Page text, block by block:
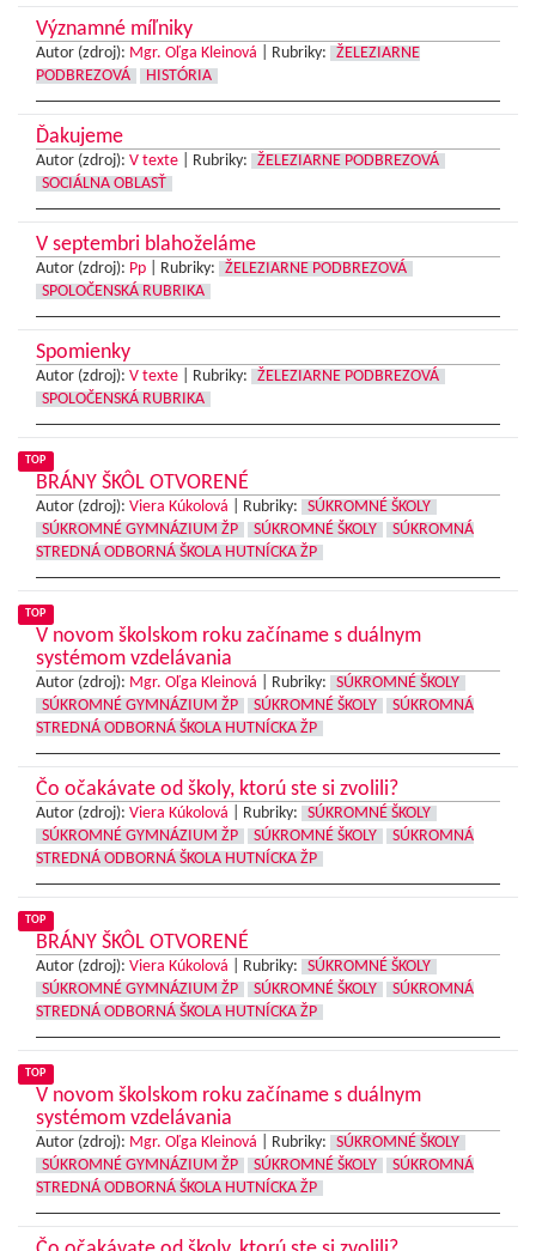
Významné míľniky
Autor (zdroj): Mgr. Oľga Kleinová Rubriky:
ŽELEZIARNE
PODBREZOVÁ
HISTÓRIA
Ďakujeme
Autor (zdroj): V texte Rubriky:
ŽELEZIARNE PODBREZOVÁ
SOCIÁLNA OBLASŤ
V septembri blahoželáme
Autor (zdroj): Pp Rubriky:
ŽELEZIARNE PODBREZOVÁ
SPOLOČENSKÁ RUBRIKA
Spomienky
Autor (zdroj): V texte Rubriky:
ŽELEZIARNE PODBREZOVÁ
SPOLOČENSKÁ RUBRIKA
TOP
BRÁNY ŠKÔL OTVORENÉ
Autor (zdroj): Viera Kúkolová Rubriky:
SÚKROMNÉ ŠKOLY
SÚKROMNÉ GYMNÁZIUM ŽP
SÚKROMNÉ ŠKOLY
SÚKROMNÁ
STREDNÁ ODBORNÁ ŠKOLA HUTNÍCKA ŽP
TOP
V novom školskom roku začíname s duálnym
systémom vzdelávania
Autor (zdroj): Mgr. Oľga Kleinová Rubriky:
SÚKROMNÉ ŠKOLY
SÚKROMNÉ GYMNÁZIUM ŽP
SÚKROMNÉ ŠKOLY
SÚKROMNÁ
STREDNÁ ODBORNÁ ŠKOLA HUTNÍCKA ŽP
Čo očakávate od školy, ktorú ste si zvolili?
Autor (zdroj): Viera Kúkolová Rubriky:
SÚKROMNÉ ŠKOLY
SÚKROMNÉ GYMNÁZIUM ŽP
SÚKROMNÉ ŠKOLY
SÚKROMNÁ
STREDNÁ ODBORNÁ ŠKOLA HUTNÍCKA ŽP
TOP
BRÁNY ŠKÔL OTVORENÉ
Autor (zdroj): Viera Kúkolová Rubriky:
SÚKROMNÉ ŠKOLY
SÚKROMNÉ GYMNÁZIUM ŽP
SÚKROMNÉ ŠKOLY
SÚKROMNÁ
STREDNÁ ODBORNÁ ŠKOLA HUTNÍCKA ŽP
TOP
V novom školskom roku začíname s duálnym
systémom vzdelávania
Autor (zdroj): Mgr. Oľga Kleinová Rubriky:
SÚKROMNÉ ŠKOLY
SÚKROMNÉ GYMNÁZIUM ŽP
SÚKROMNÉ ŠKOLY
SÚKROMNÁ
STREDNÁ ODBORNÁ ŠKOLA HUTNÍCKA ŽP